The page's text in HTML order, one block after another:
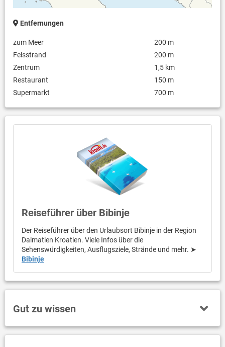
Entfernungen
zum Meer
200 m
Felsstrand
200 m
Zentrum
1,5 km
Restaurant
150 m
Supermarkt
700 m
Reiseführer über Bibinje
Der Reiseführer über den Urlaubsort Bibinje in der Region
Dalmatien Kroatien. Viele Infos über die
Sehenswürdigkeiten, Ausflugsziele, Strände und mehr. ➤
Bibinje
Gut zu wissen